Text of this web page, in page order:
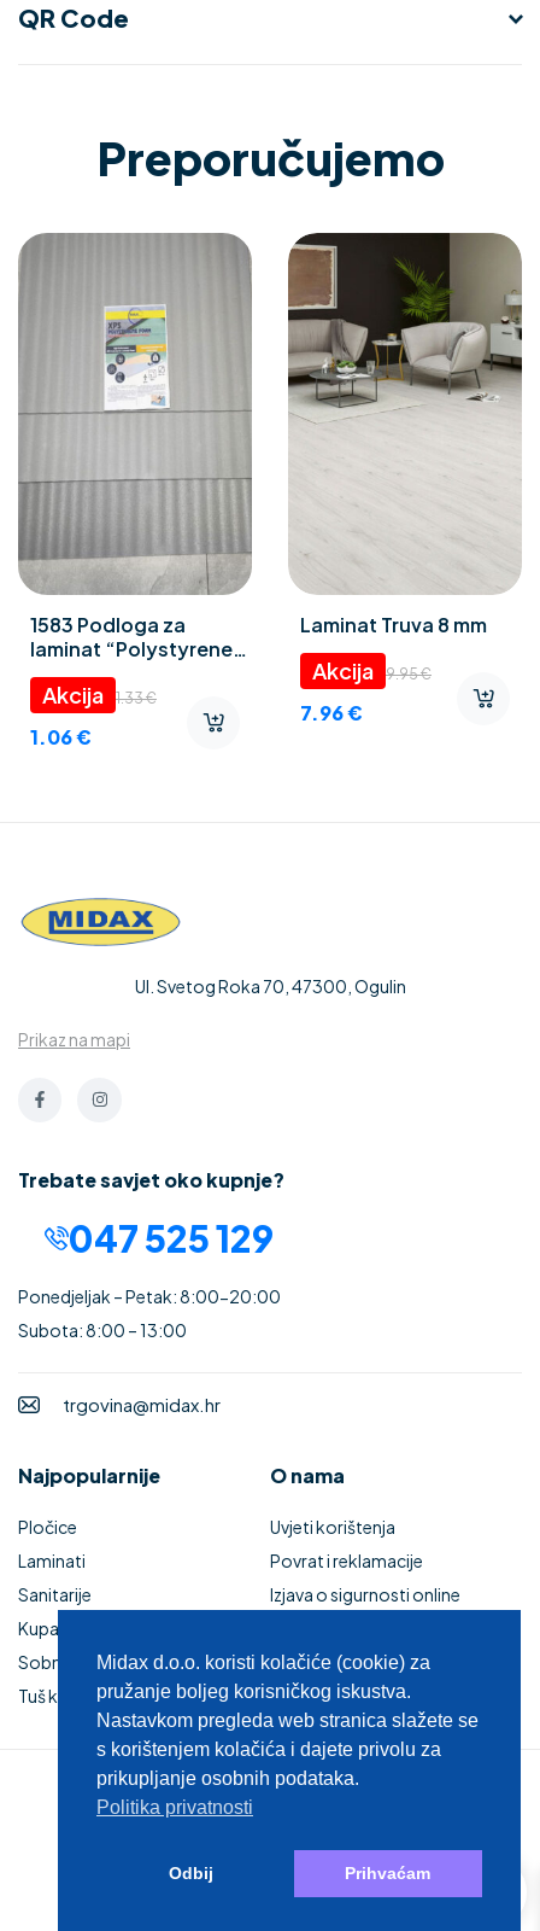
QR Code
Preporučujemo
1583 Podloga za
laminat “Polystyrene
foam” 3 mm
1.33€
1.06€
Laminat Truva 8 mm
9.95€
7.96€
Ul. Svetog Roka 70, 47300, Ogulin
Prikaz na mapi
Trebate savjet oko kupnje?
047 525 129
Ponedjeljak – Petak: 8:00-20:00
Subota: 8:00 – 13:00
trgovina@midax.hr
Najpopularnije
Pločice
Laminati
Sanitarije
Kupaonski namještaj
Sobna vrata
Tuš kabine i kade
O nama
Uvjeti korištenja
Povrat i reklamacije
Izjava o sigurnosti online
Kupaonski namještaj
Zaštita privatnosti
© 2025 MIDAX d.o.o.
Midax d.o.o. koristi kolačiće (cookie) za
pružanje boljeg korisničkog iskustva.
Nastavkom pregleda web stranica slažete se
s korištenjem kolačića i dajete privolu za
prikupljanje osobnih podataka.
Politika privatnosti
Odbij Prihvaćam